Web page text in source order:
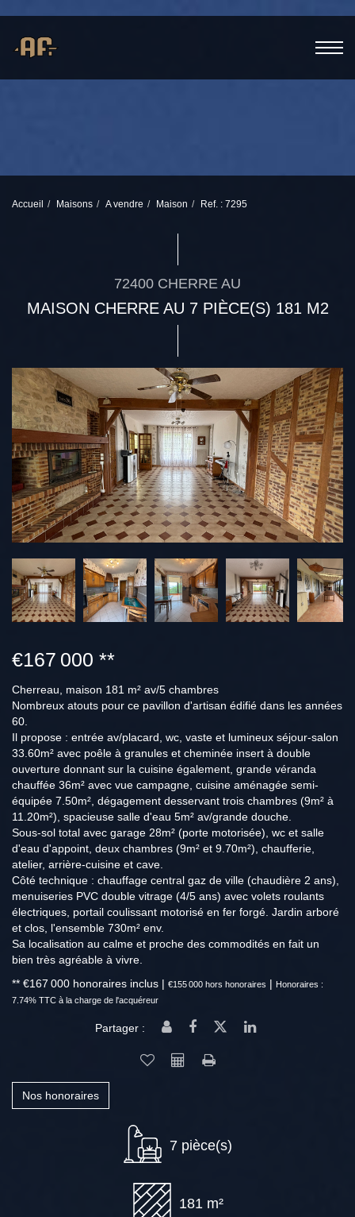
Accueil Maisons A vendre Maison Ref. : 7295
72400 CHERRE AU
MAISON CHERRE AU 7 PIÈCE(S) 181 M2
€167 000 **
Cherreau, maison 181 m² av/5 chambres
Nombreux atouts pour ce pavillon d'artisan édifié dans les années
60.
Il propose : entrée av/placard, wc, vaste et lumineux séjour-salon
33.60m² avec poêle à granules et cheminée insert à double
ouverture donnant sur la cuisine également, grande véranda
chauffée 36m² avec vue campagne, cuisine aménagée semi-
équipée 7.50m², dégagement desservant trois chambres (9m² à
11.20m²), spacieuse salle d'eau 5m² av/grande douche.
Sous-sol total avec garage 28m² (porte motorisée), wc et salle
d'eau d'appoint, deux chambres (9m² et 9.70m²), chaufferie,
atelier, arrière-cuisine et cave.
Côté technique : chauffage central gaz de ville (chaudière 2 ans),
menuiseries PVC double vitrage (4/5 ans) avec volets roulants
électriques, portail coulissant motorisé en fer forgé. Jardin arboré
et clos, l'ensemble 730m² env.
Sa localisation au calme et proche des commodités en fait un
bien très agréable à vivre.
** €167 000 honoraires inclus | €155 000 hors honoraires | Honoraires :
7.74% TTC à la charge de l'acquéreur
Partager :
Nos honoraires
7 pièce(s)
181 m²